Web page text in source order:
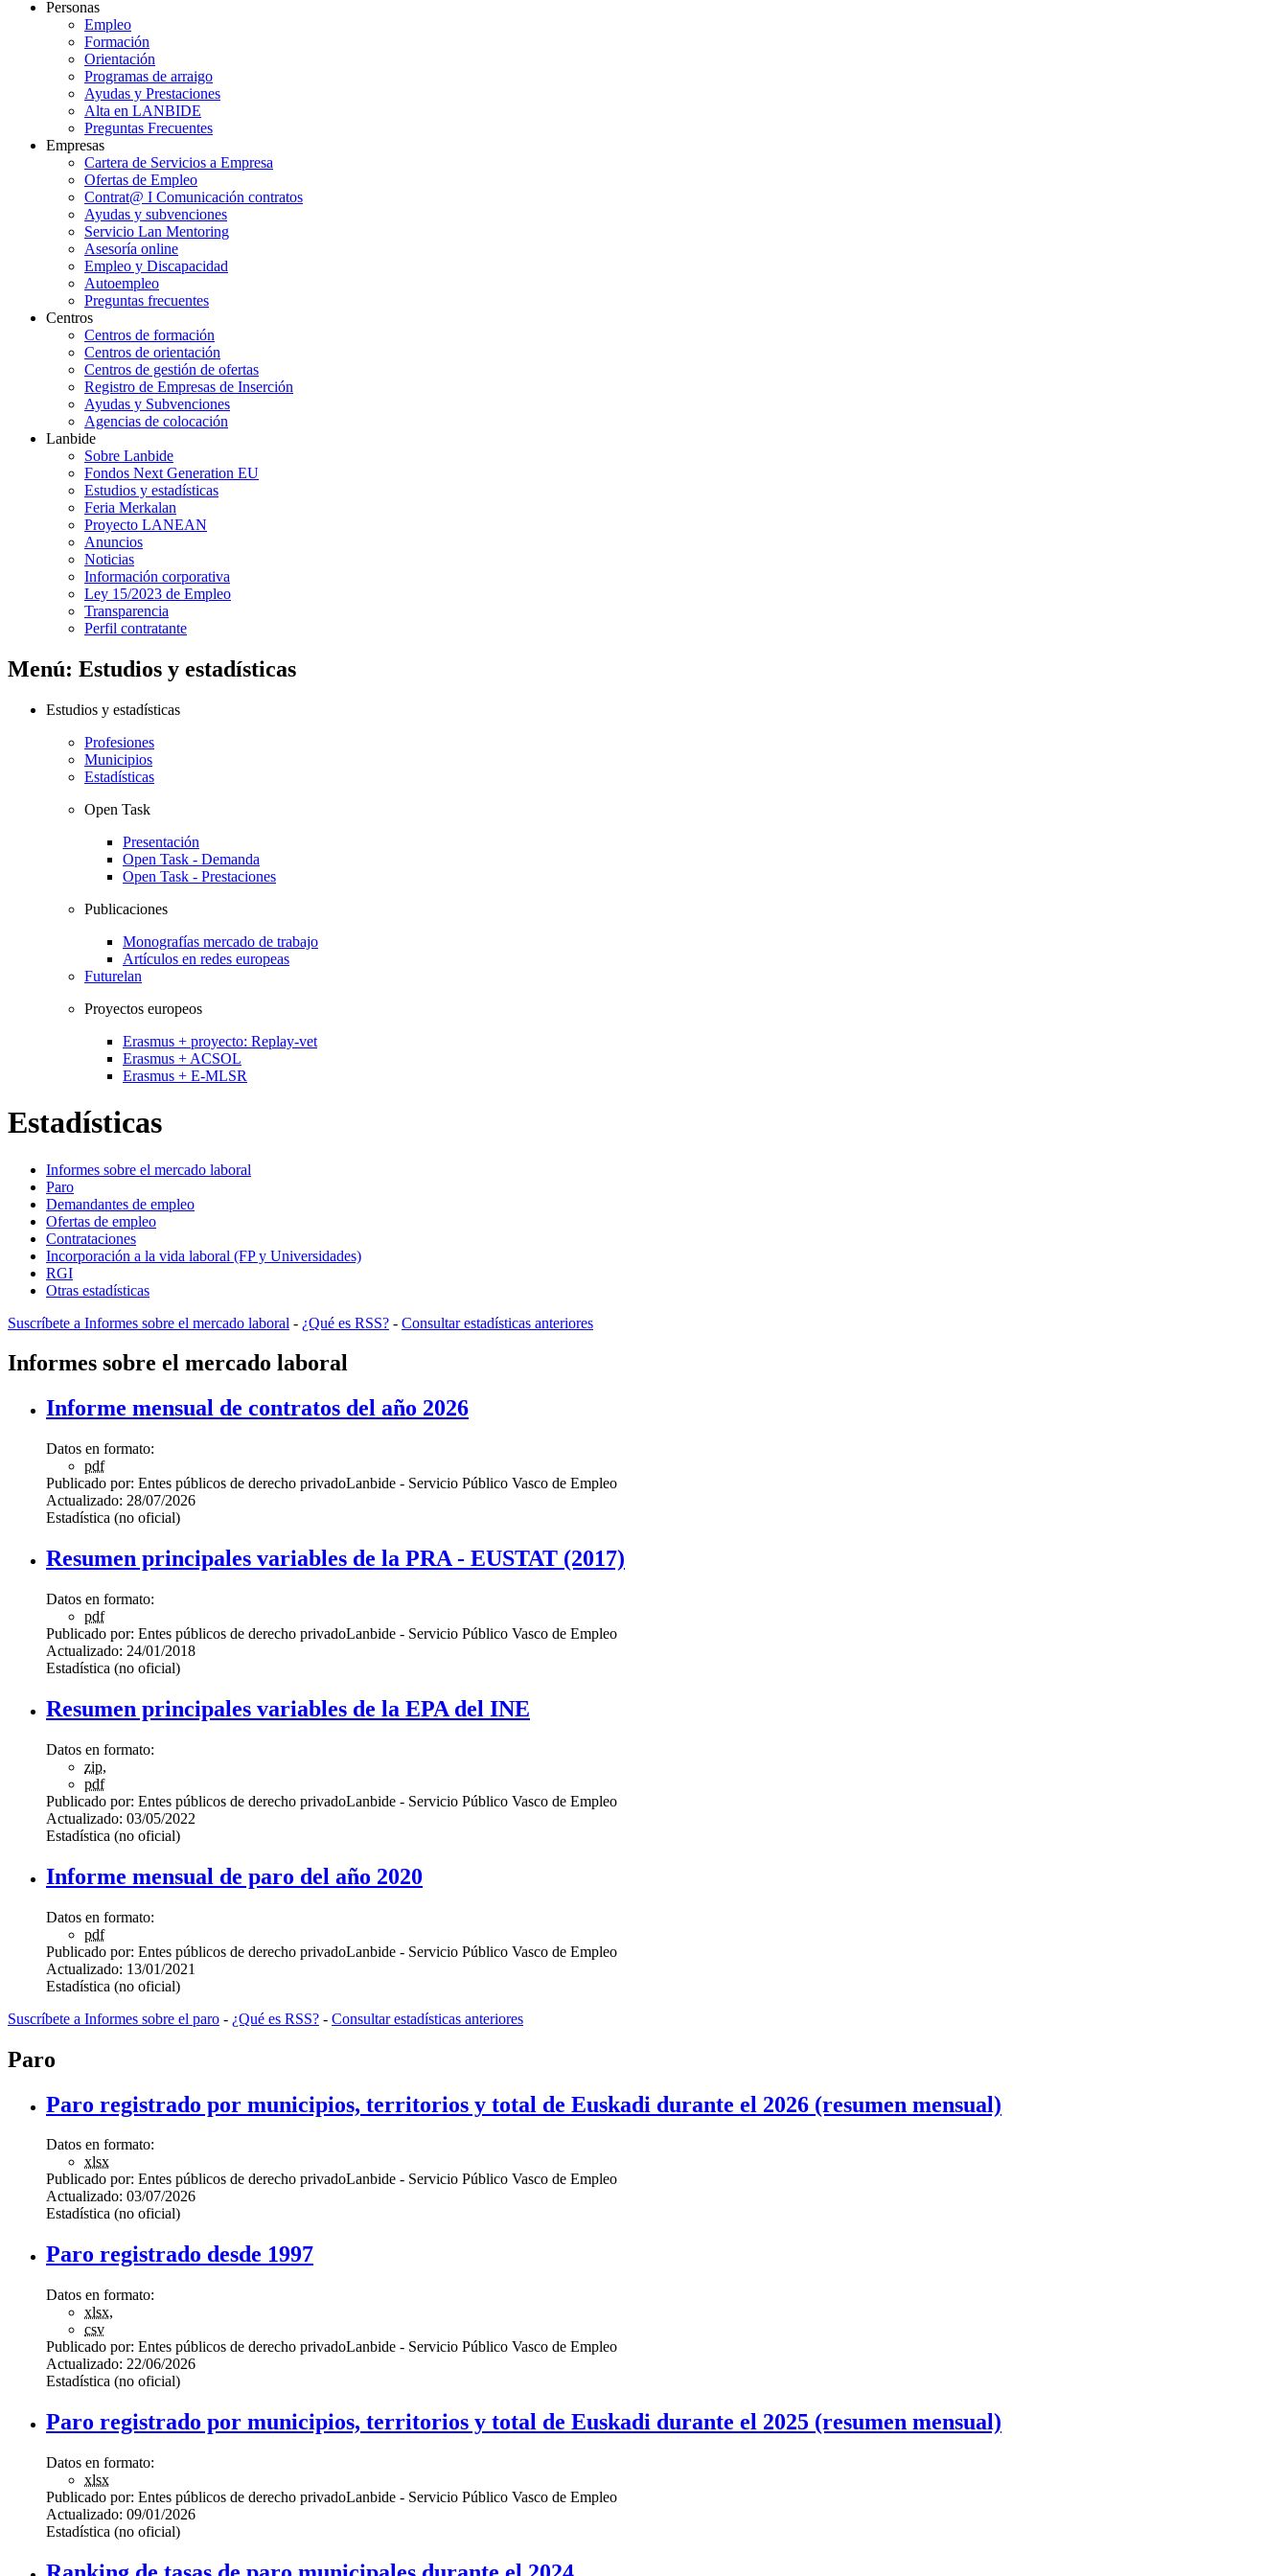
Personas
Empleo
Formación
Orientación
Programas de arraigo
Ayudas y Prestaciones
Alta en LANBIDE
Preguntas Frecuentes
Empresas
Cartera de Servicios a Empresa
Ofertas de Empleo
Contrat@ I Comunicación contratos
Ayudas y subvenciones
Servicio Lan Mentoring
Asesoría online
Empleo y Discapacidad
Autoempleo
Preguntas frecuentes
Centros
Centros de formación
Centros de orientación
Centros de gestión de ofertas
Registro de Empresas de Inserción
Ayudas y Subvenciones
Agencias de colocación
Lanbide
Sobre Lanbide
Fondos Next Generation EU
Estudios y estadísticas
Feria Merkalan
Proyecto LANEAN
Anuncios
Noticias
Información corporativa
Ley 15/2023 de Empleo
Transparencia
Perfil contratante
Menú: Estudios y estadísticas
Estudios y estadísticas
Profesiones
Municipios
Estadísticas
Open Task
Presentación
Open Task - Demanda
Open Task - Prestaciones
Publicaciones
Monografías mercado de trabajo
Artículos en redes europeas
Futurelan
Proyectos europeos
Erasmus + proyecto: Replay-vet
Erasmus + ACSOL
Erasmus + E-MLSR
Estadísticas
Informes sobre el mercado laboral
Paro
Demandantes de empleo
Ofertas de empleo
Contrataciones
Incorporación a la vida laboral (FP y Universidades)
RGI
Otras estadísticas
Suscríbete a Informes sobre el mercado laboral - ¿Qué es RSS? - Consultar estadísticas anteriores
Informes sobre el mercado laboral
Informe mensual de contratos del año 2026
Datos en formato:
pdf
Publicado por: Entes públicos de derecho privadoLanbide - Servicio Público Vasco de Empleo
Actualizado: 28/07/2026
Estadística (no oficial)
Resumen principales variables de la PRA - EUSTAT (2017)
Datos en formato:
pdf
Publicado por: Entes públicos de derecho privadoLanbide - Servicio Público Vasco de Empleo
Actualizado: 24/01/2018
Estadística (no oficial)
Resumen principales variables de la EPA del INE
Datos en formato:
zip,
pdf
Publicado por: Entes públicos de derecho privadoLanbide - Servicio Público Vasco de Empleo
Actualizado: 03/05/2022
Estadística (no oficial)
Informe mensual de paro del año 2020
Datos en formato:
pdf
Publicado por: Entes públicos de derecho privadoLanbide - Servicio Público Vasco de Empleo
Actualizado: 13/01/2021
Estadística (no oficial)
Suscríbete a Informes sobre el paro - ¿Qué es RSS? - Consultar estadísticas anteriores
Paro
Paro registrado por municipios, territorios y total de Euskadi durante el 2026 (resumen mensual)
Datos en formato:
xlsx
Publicado por: Entes públicos de derecho privadoLanbide - Servicio Público Vasco de Empleo
Actualizado: 03/07/2026
Estadística (no oficial)
Paro registrado desde 1997
Datos en formato:
xlsx,
csv
Publicado por: Entes públicos de derecho privadoLanbide - Servicio Público Vasco de Empleo
Actualizado: 22/06/2026
Estadística (no oficial)
Paro registrado por municipios, territorios y total de Euskadi durante el 2025 (resumen mensual)
Datos en formato:
xlsx
Publicado por: Entes públicos de derecho privadoLanbide - Servicio Público Vasco de Empleo
Actualizado: 09/01/2026
Estadística (no oficial)